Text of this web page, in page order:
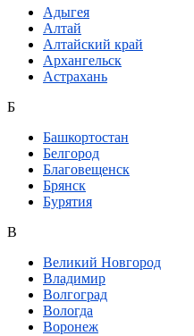
Адыгея
Алтай
Алтайский край
Архангельск
Астрахань
Б
Башкортостан
Белгород
Благовещенск
Брянск
Бурятия
В
Великий Новгород
Владимир
Волгоград
Вологда
Воронеж